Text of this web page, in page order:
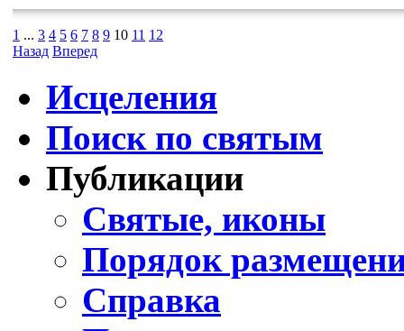
1 ... 3 4 5 6 7 8 9 10 11 12
Назад Вперед
Исцеления
Поиск по святым
Публикации
Святые, иконы
Порядок
Справка